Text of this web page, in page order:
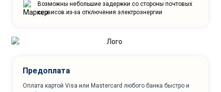
Возможны небольшие задержки со стороны почтовых
сервисов из-за отключения электроэнергии
Предоплата
Оплата картой Visa или Mastercard любого банка быстро и